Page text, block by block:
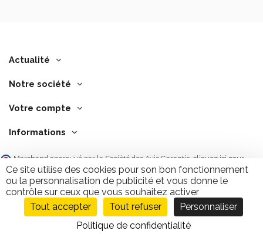
Ajouter au panier
Actualité
Notre société
Votre compte
Informations
Marchand approuvé par la Société des Avis Garantis, cliquez ici pour
vérifier .
/10
Ce site utilise des cookies pour son bon fonctionnement
ou la personnalisation de publicité et vous donne le
contrôle sur ceux que vous souhaitez activer
Tout accepter
Tout refuser
Personnaliser
Politique de confidentialité